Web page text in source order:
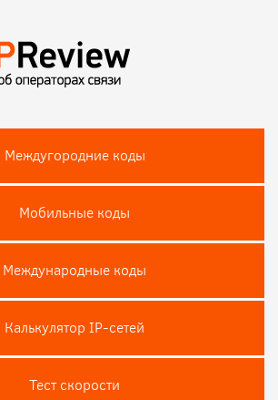
Междугородние коды
Мобильные коды
Международные коды
Калькулятор IP-сетей
Тест скороcти